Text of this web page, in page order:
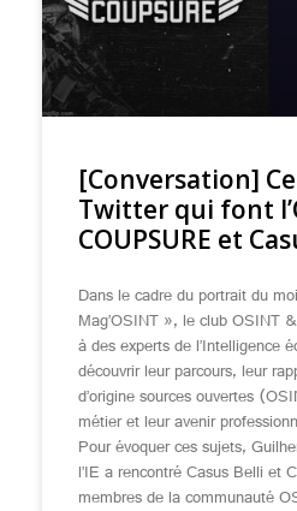
[Conversation]
Twitter qui font
COUPSURE et
Dans le cadre du portrait du
Mag’OSINT », le club OSINT
à des experts de l’Intelligence
découvrir leur parcours, leur
d’origine sources ouvertes
métier et leur avenir
Pour évoquer ces sujets,
l’IE a rencontré Casus Belli et
membres de la communauté